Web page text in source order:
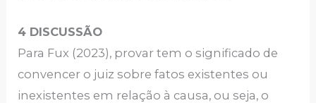
4 DISCUSSÃO
Para Fux (2023), provar tem o significado de
convencer o juiz sobre fatos existentes ou
inexistentes em relação à causa, ou seja, o